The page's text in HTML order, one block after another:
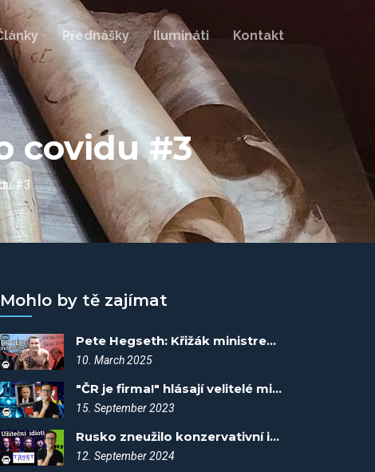
Přednášky Ilumináti Kontakt
covidu #3
#3
Mohlo by tě zajímat
Pete Hegseth: Křižák ministrem obrany? - Spiknutí #113
10. March 2025
"ČR je firma!" hlásají velitelé mimozemšťanů vzývající Putina - Spiknutí #10
15. September 2023
Rusko zneužilo konzervativní influencery! - Spiknutí #103
12. September 2024